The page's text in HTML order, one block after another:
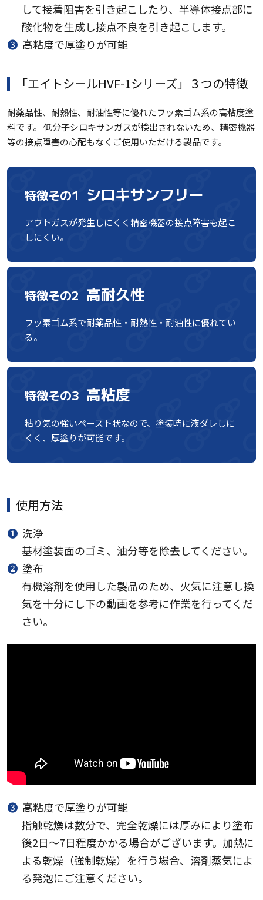
して接着阻害を引き起こしたり、半導体接点部に
酸化物を生成し接点不良を引き起こします。
❸ 高粘度で厚塗りが可能
「エイトシールHVF-1シリーズ」３つの特徴
耐薬品性、耐熱性、耐油性等に優れたフッ素ゴム系の高粘度塗
料です。 低分子シロキサンガスが検出されないため、精密機器
等の接点障害の心配もなくご使用いただける製品です。
特徴その1 シロキサンフリー
アウトガスが発生しにくく精密機器の接点障害も起こ
しにくい。
特徴その2 高耐久性
フッ素ゴム系で耐薬品性・耐熱性・耐油性に優れてい
る。
特徴その3 高粘度
粘り気の強いペースト状なので、塗装時に液ダレしに
くく、厚塗りが可能です。
使用方法
❶ 洗浄
基材塗装面のゴミ、油分等を除去してください。
❷ 塗布
有機溶剤を使用した製品のため、火気に注意し換
気を十分にし下の動画を参考に作業を行ってくだ
さい。
❸ 高粘度で厚塗りが可能
指触乾燥は数分で、完全乾燥には厚みにより塗布
後2日～7日程度かかる場合がございます。加熱に
よる乾燥（強制乾燥）を行う場合、溶剤蒸気によ
る発泡にご注意ください。